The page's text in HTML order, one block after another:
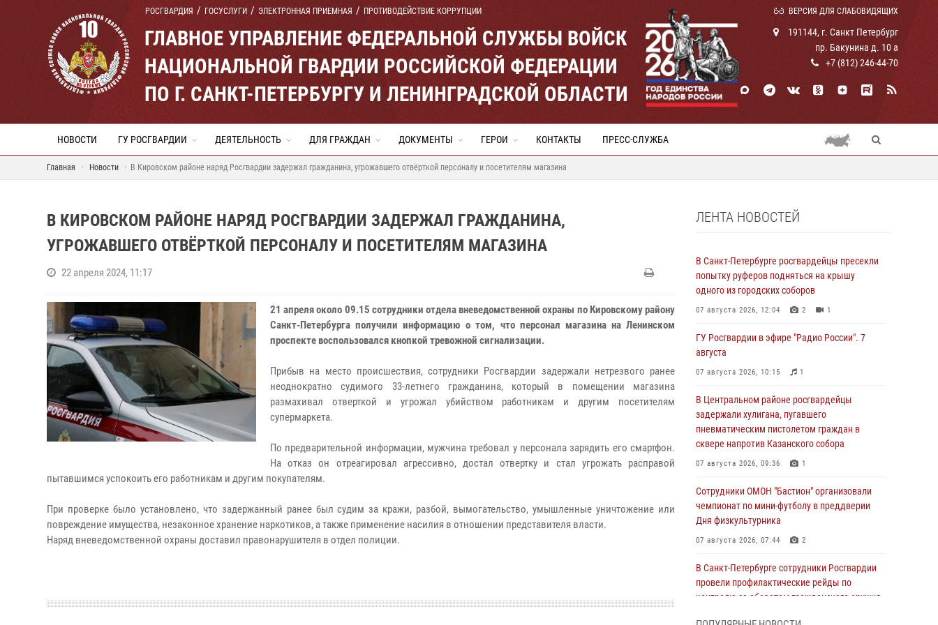
РОСГВАРДИЯ ГОСУСЛУГИ ЭЛЕКТРОННАЯ ПРИЕМНАЯ ПРОТИВОДЕЙСТВИЕ КОРРУПЦИИ ВЕРСИЯ ДЛЯ СЛАБОВИДЯЩИХ
ГЛАВНОЕ УПРАВЛЕНИЕ ФЕДЕРАЛЬНОЙ СЛУЖБЫ ВОЙСК
НАЦИОНАЛЬНОЙ ГВАРДИИ РОССИЙСКОЙ ФЕДЕРАЦИИ
ПО Г. САНКТ-ПЕТЕРБУРГУ И ЛЕНИНГРАДСКОЙ ОБЛАСТИ
191144, г. Санкт Петербург
пр. Бакунина д. 10 а
+7 (812) 246-44-70
НОВОСТИ ГУ РОСГВАРДИИ ДЕЯТЕЛЬНОСТЬ ДЛЯ ГРАЖДАН ДОКУМЕНТЫ ГЕРОИ КОНТАКТЫ ПРЕСС-СЛУЖБА
Главная Новости В Кировском районе наряд Росгвардии задержал гражданина, угрожавшего отвёрткой персоналу и посетителям магазина
В КИРОВСКОМ РАЙОНЕ НАРЯД РОСГВАРДИИ ЗАДЕРЖАЛ ГРАЖДАНИНА,
УГРОЖАВШЕГО ОТВЁРТКОЙ ПЕРСОНАЛУ И ПОСЕТИТЕЛЯМ МАГАЗИНА
22 апреля 2024, 11:17
21 апреля около 09.15 сотрудники отдела вневедомственной охраны по Кировскому району
Санкт-Петербурга получили информацию о том, что персонал магазина на Ленинском
проспекте воспользовался кнопкой тревожной сигнализации.
Прибыв на место происшествия, сотрудники Росгвардии задержали нетрезвого ранее
неоднократно судимого 33-летнего гражданина, который в помещении магазина
размахивал отверткой и угрожал убийством работникам и другим посетителям
супермаркета.
По предварительной информации, мужчина требовал у персонала зарядить его смартфон.
На отказ он отреагировал агрессивно, достал отвертку и стал угрожать расправой
пытавшимся успокоить его работникам и другим покупателям.
При проверке было установлено, что задержанный ранее был судим за кражи, разбой, вымогательство, умышленные уничтожение или
повреждение имущества, незаконное хранение наркотиков, а также применение насилия в отношении представителя власти.
Наряд вневедомственной охраны доставил правонарушителя в отдел полиции.
ЛЕНТА НОВОСТЕЙ
В Санкт-Петербурге росгвардейцы пресекли
попытку руферов подняться на крышу
одного из городских соборов
07 августа 2026, 12:04 2 1
ГУ Росгвардии в эфире "Радио России". 7
августа
07 августа 2026, 10:15 1
В Центральном районе росгвардейцы
задержали хулигана, пугавшего
пневматическим пистолетом граждан в
сквере напротив Казанского собора
07 августа 2026, 09:36 1
Сотрудники ОМОН "Бастион" организовали
чемпионат по мини-футболу в преддверии
Дня физкультурника
07 августа 2026, 07:44 2
В Санкт-Петербурге сотрудники Росгвардии
провели профилактические рейды по
контролю за оборотом гражданского оружия